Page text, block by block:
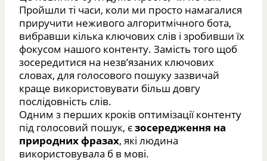
Пройшли ті часи, коли ми просто намагалися
приручити неживого алгоритмічного бота,
вибравши кілька ключових слів і зробивши їх
фокусом нашого контенту. Замість того щоб
зосередитися на незв’язаних ключових
словах, для голосового пошуку зазвичай
краще використовувати більш довгу
послідовність слів.
Одним з перших кроків оптимізації контенту
під голосовий пошук, єзосередження на
природних фразах, які людина
використовувала б в мові.